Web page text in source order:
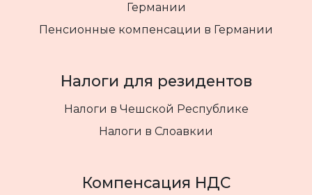
Германии
Пенсионные компенсации в Германии
Налоги для резидентов
Налоги в Чешской Республике
Налоги в Слоавкии
Компенсация НДС